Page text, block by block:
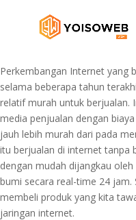
Perkembangan Internet yang
selama beberapa tahun
relatif murah untuk berjualan.
media penjualan dengan
jauh lebih murah dari pada
itu berjualan di internet tanpa
dengan mudah dijangkau
bumi secara real-time 24
membeli produk yang kita
jaringan internet.